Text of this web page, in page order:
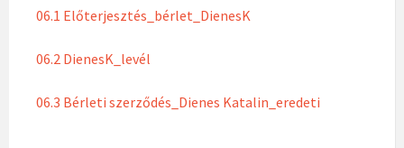
06.1 Előterjesztés_bérlet_DienesK
06.2 DienesK_levél
06.3 Bérleti szerződés_Dienes Katalin_eredeti